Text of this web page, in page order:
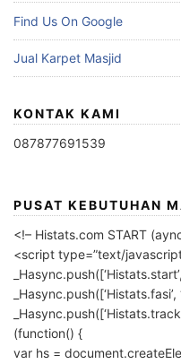
Find Us On Google
Jual Karpet Masjid
KONTAK KAMI
087877691539
PUSAT KEBUTUHAN
<!– Histats.com START
<script type=”text/
_Hasync.push([‘Histats.fasi’,
(function() {
var hs =